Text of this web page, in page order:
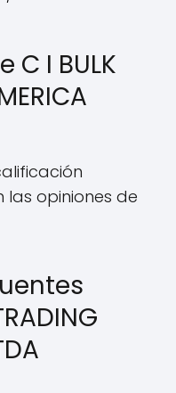
I BULK
las opiniones de